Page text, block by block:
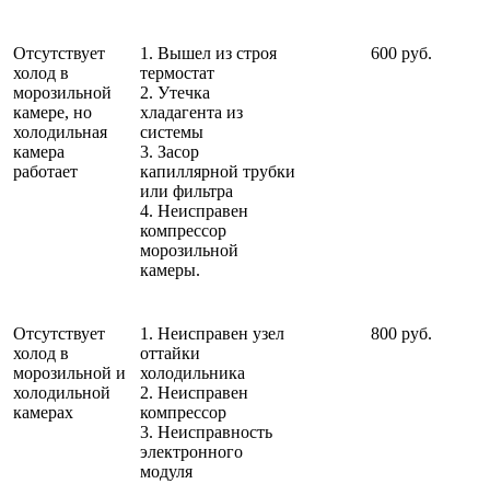
Отсутствует
холод в
морозильной
камере, но
холодильная
камера
работает
1. Вышел из строя
термостат
2. Утечка
хладагента из
системы
3. Засор
капиллярной трубки
или фильтра
4. Неисправен
компрессор
морозильной
камеры.
600 руб.
Отсутствует
холод в
морозильной и
холодильной
камерах
1. Неисправен узел
оттайки
холодильника
2. Неисправен
компрессор
3. Неисправность
электронного
модуля
800 руб.